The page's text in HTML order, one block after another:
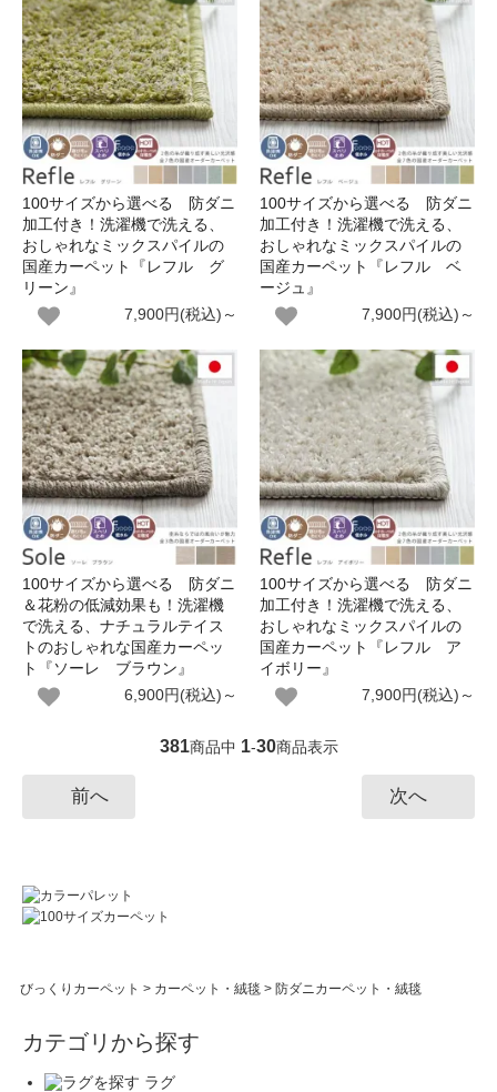
100サイズから選べる 防ダニ
加工付き！洗濯機で洗える、
おしゃれなミックスパイルの
国産カーペット『レフル グ
リーン』
7,900円(税込)～
100サイズから選べる 防ダニ
加工付き！洗濯機で洗える、
おしゃれなミックスパイルの
国産カーペット『レフル ベ
ージュ』
7,900円(税込)～
100サイズから選べる 防ダニ
＆花粉の低減効果も！洗濯機
で洗える、ナチュラルテイス
トのおしゃれな国産カーペッ
ト『ソーレ ブラウン』
6,900円(税込)～
100サイズから選べる 防ダニ
加工付き！洗濯機で洗える、
おしゃれなミックスパイルの
国産カーペット『レフル ア
イボリー』
7,900円(税込)～
381商品中 1-30商品表示
前へ 次へ
びっくりカーペット > カーペット・絨毯 > 防ダニカーペット・絨毯
カテゴリから探す
ラグ